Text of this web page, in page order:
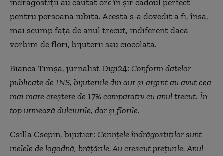
îndrăgostiții au căutat ore în șir cadoul perfect
pentru persoana iubită. Acesta s-a dovedit a fi, însă,
mai scump față de anul trecut, indiferent dacă
vorbim de flori, bijuterii sau ciocolată.
Bianca Timșa, jurnalist Digi24: Conform datelor
publicate de INS, bijuteriile din aur și argint au avut cea
mai mare creștere de 17% comparativ cu anul trecut. În
top urmează dulciurile, dar și florile.
Csilla Csepin, bijutier: Cerințele îndrăgostiților sunt
inelele de logodnă, brățările. Au crescut prețurile. Anul